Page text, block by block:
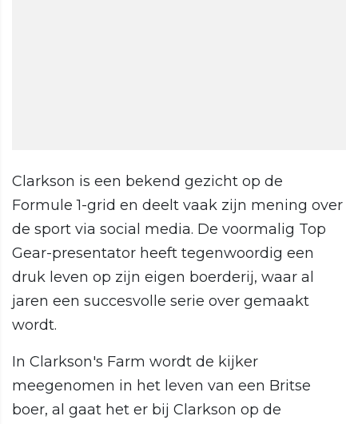
Clarkson is een bekend gezicht op de
Formule 1-grid en deelt vaak zijn mening over
de sport via social media. De voormalig Top
Gear-presentator heeft tegenwoordig een
druk leven op zijn eigen boerderij, waar al
jaren een succesvolle serie over gemaakt
wordt.
In Clarkson's Farm wordt de kijker
meegenomen in het leven van een Britse
boer, al gaat het er bij Clarkson op de